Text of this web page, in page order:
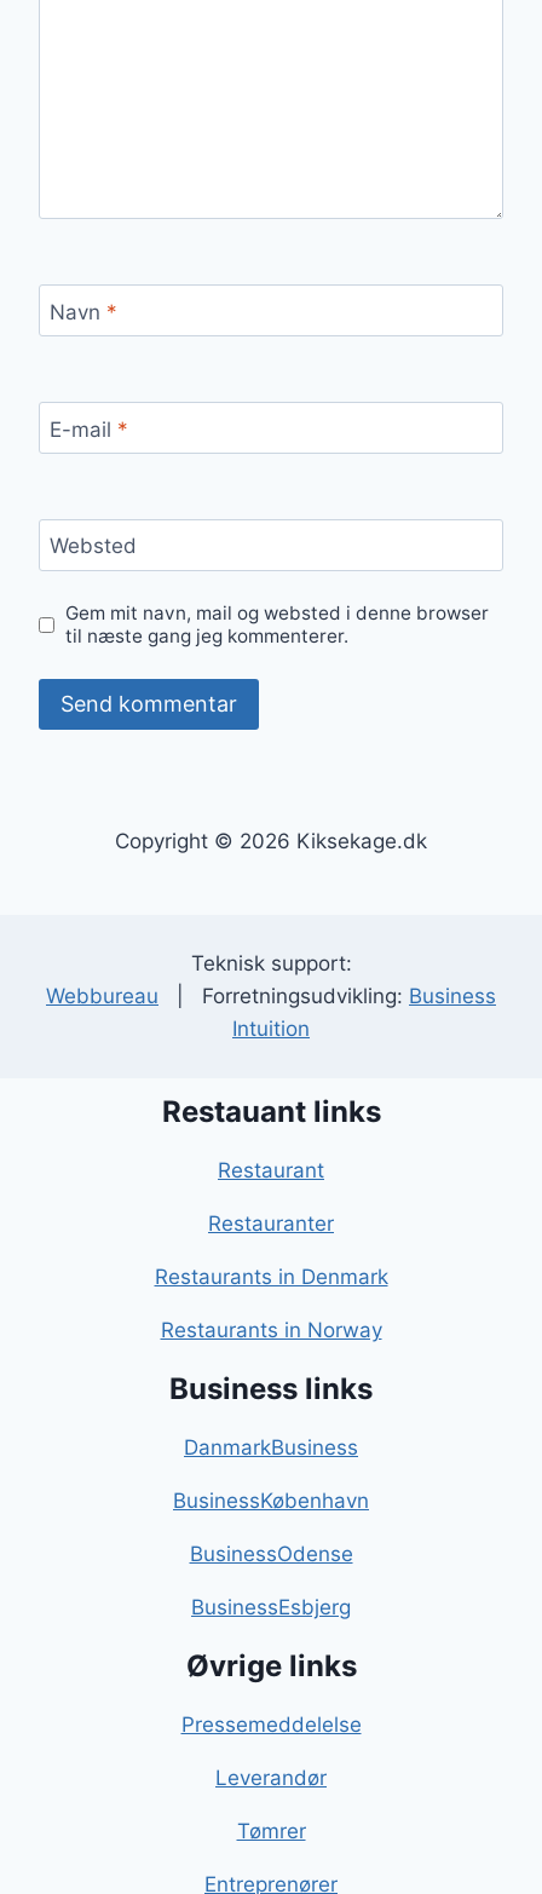
Navn *
E-mail *
Websted
Gem mit navn, mail og websted i denne browser
til næste gang jeg kommenterer.
Copyright © 2026 Kiksekage.dk
Teknisk support:
Webbureau | Forretningsudvikling: Business
Intuition
Restauant links
Restaurant
Restauranter
Restaurants in Denmark
Restaurants in Norway
Business links
DanmarkBusiness
BusinessKøbenhavn
BusinessOdense
BusinessEsbjerg
Øvrige links
Pressemeddelelse
Leverandør
Tømrer
Entreprenører